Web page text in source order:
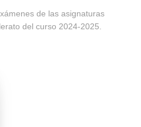
de las asignaturas
del curso 2024-2025.